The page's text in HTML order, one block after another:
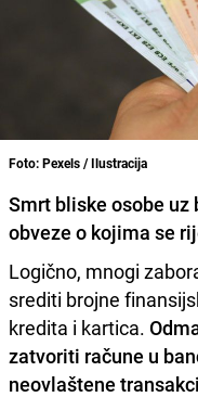
Foto: Pexels / Ilustracija
Smrt bliske osobe
obveze o kojima se
Logično, mnogi
srediti brojne
kredita i kartica.
zatvoriti račune u
neovlaštene